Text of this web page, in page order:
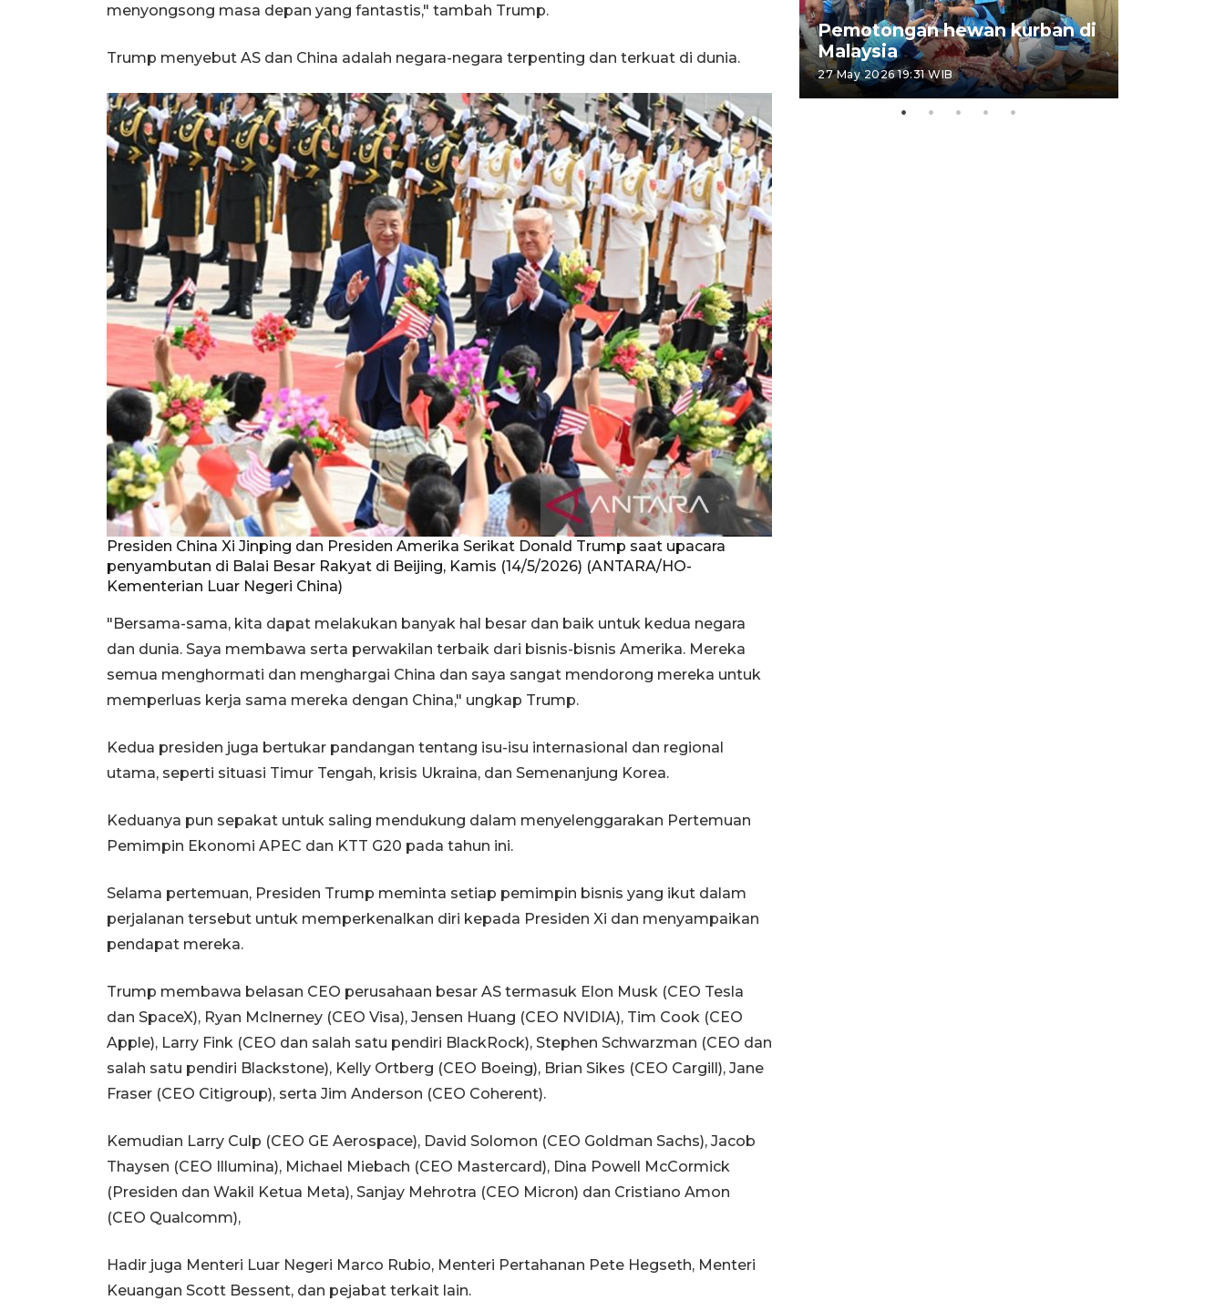
menyongsong masa depan yang fantastis," tambah Trump.
Trump menyebut AS dan China adalah negara-negara terpenting dan terkuat di dunia.
Presiden China Xi Jinping dan Presiden Amerika Serikat Donald Trump saat upacara
penyambutan di Balai Besar Rakyat di Beijing, Kamis (14/5/2026) (ANTARA/HO-
Kementerian Luar Negeri China)
"Bersama-sama, kita dapat melakukan banyak hal besar dan baik untuk kedua negara
dan dunia. Saya membawa serta perwakilan terbaik dari bisnis-bisnis Amerika. Mereka
semua menghormati dan menghargai China dan saya sangat mendorong mereka untuk
memperluas kerja sama mereka dengan China," ungkap Trump.
Kedua presiden juga bertukar pandangan tentang isu-isu internasional dan regional
utama, seperti situasi Timur Tengah, krisis Ukraina, dan Semenanjung Korea.
Keduanya pun sepakat untuk saling mendukung dalam menyelenggarakan Pertemuan
Pemimpin Ekonomi APEC dan KTT G20 pada tahun ini.
Selama pertemuan, Presiden Trump meminta setiap pemimpin bisnis yang ikut dalam
perjalanan tersebut untuk memperkenalkan diri kepada Presiden Xi dan menyampaikan
pendapat mereka.
Trump membawa belasan CEO perusahaan besar AS termasuk Elon Musk (CEO Tesla
dan SpaceX), Ryan McInerney (CEO Visa), Jensen Huang (CEO NVIDIA), Tim Cook (CEO
Apple), Larry Fink (CEO dan salah satu pendiri BlackRock), Stephen Schwarzman (CEO dan
salah satu pendiri Blackstone), Kelly Ortberg (CEO Boeing), Brian Sikes (CEO Cargill), Jane
Fraser (CEO Citigroup), serta Jim Anderson (CEO Coherent).
Kemudian Larry Culp (CEO GE Aerospace), David Solomon (CEO Goldman Sachs), Jacob
Thaysen (CEO Illumina), Michael Miebach (CEO Mastercard), Dina Powell McCormick
(Presiden dan Wakil Ketua Meta), Sanjay Mehrotra (CEO Micron) dan Cristiano Amon
(CEO Qualcomm),
Hadir juga Menteri Luar Negeri Marco Rubio, Menteri Pertahanan Pete Hegseth, Menteri
Keuangan Scott Bessent, dan pejabat terkait lain.
Tarawih di Malaysia
Pemotongan hewan kurban di
Malaysia
27 May 2026 19:31 WIB